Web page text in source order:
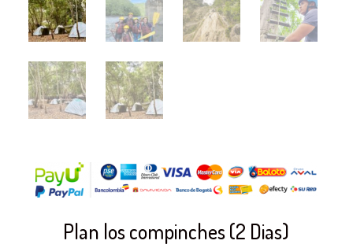
Plan los compinches (2 Dias)